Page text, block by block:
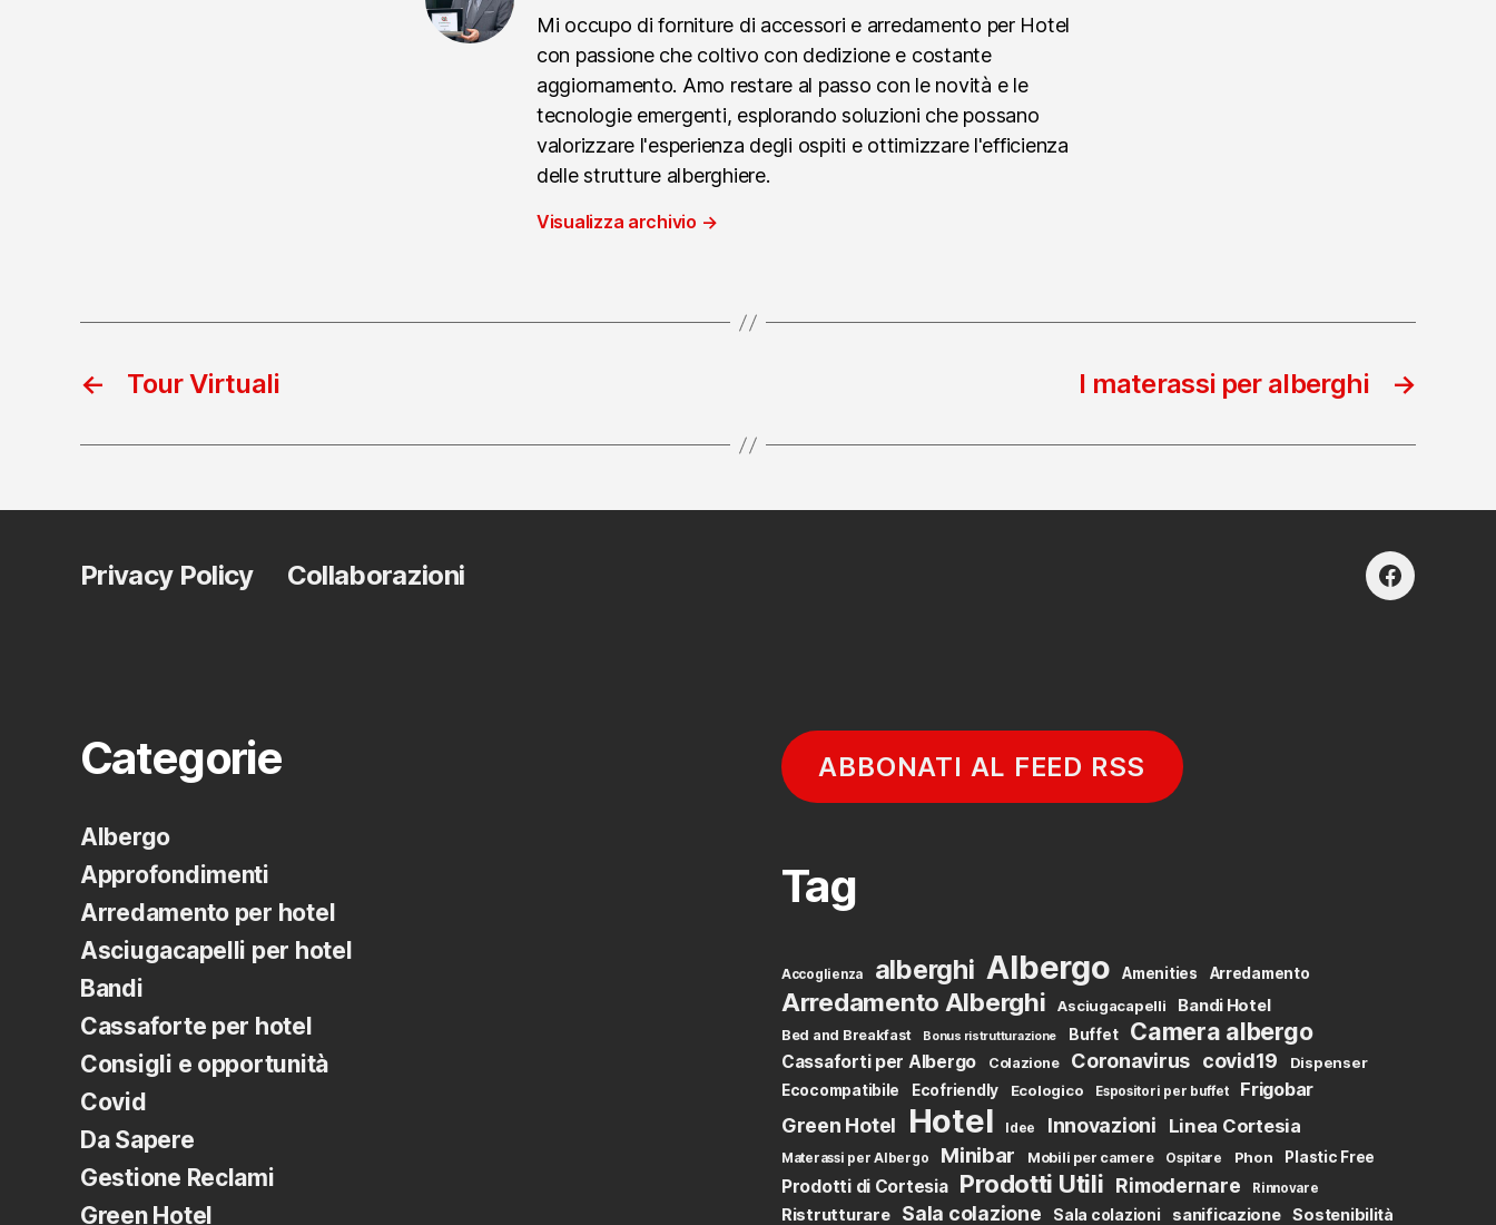
Mi occupo di forniture di accessori e arredamento per Hotel
con passione che coltivo con dedizione e costante
aggiornamento. Amo restare al passo con le novità e le
tecnologie emergenti, esplorando soluzioni che possano
valorizzare l'esperienza degli ospiti e ottimizzare l'efficienza
delle strutture alberghiere.
Visualizza archivio →
← Tour Virtuali →
I materassi per alberghi
Privacy Policy Collaborazioni facebook
Categorie
Albergo
Approfondimenti
Arredamento per hotel
Asciugacapelli per hotel
Bandi
Cassaforte per hotel
Consigli e opportunità
Covid
Da Sapere
Gestione Reclami
Green Hotel
ABBONATI AL FEED RSS
Tag
Accoglienza alberghi Albergo Amenities Arredamento
Arredamento Alberghi Asciugacapelli Bandi Hotel
Bed and Breakfast Bonus ristrutturazione Buffet Camera albergo
Cassaforti per Albergo Colazione Coronavirus covid19
Dispenser
Ecocompatibile
Ecofriendly Ecologico Espositori per buffet Frigobar
Green Hotel Hotel Idee Innovazioni Linea Cortesia
Materassi per Albergo Minibar Mobili per camere Ospitare Phon Plastic Free
Prodotti di Cortesia Prodotti Utili Rimodernare Rinnovare
Ristrutturare Sala colazione Sala colazioni sanificazione Sostenibilità